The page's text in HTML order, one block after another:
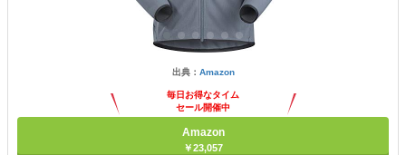
出典： Amazon
毎日お得なタイム
セール開催中
Amazon
￥23,057